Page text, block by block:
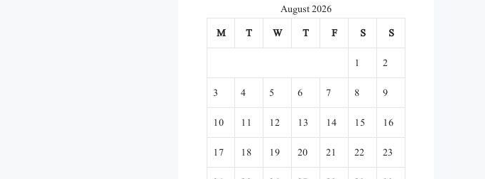
August 2026
M
T W T F S
S
1
2
3
4 5 6 7 8
9
10
11 12 13 14 15
16
17
18 19 20 21 22
23